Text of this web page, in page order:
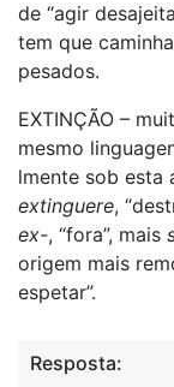
de “agir
tem que
pesados.
EXTINÇÃO –
mesmo
lmente sob esta
extinguere,
ex-, “fora”, mais
origem mais
espetar”.
Resposta: